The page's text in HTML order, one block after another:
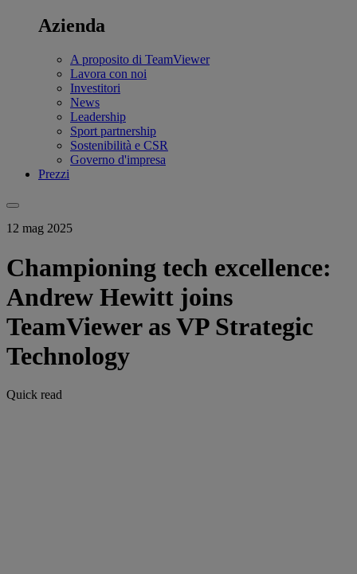
Azienda
A proposito di TeamViewer
Lavora con noi
Investitori
News
Leadership
Sport partnership
Sostenibilità e CSR
Governo d'impresa
Prezzi
12 mag 2025
Championing tech excellence:
Andrew Hewitt joins
TeamViewer as VP Strategic
Technology
Quick read